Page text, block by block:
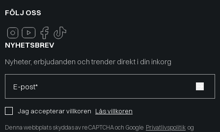
FÖLJ OSS
NYHETSBREV
Nyheter, erbjudanden och trender direkt i din inkorg
E-post*
Jag accepterar villkoren Läs villkoren
Denna webbplats skyddas av reCAPTCHA och Google Privatlivspolitik og